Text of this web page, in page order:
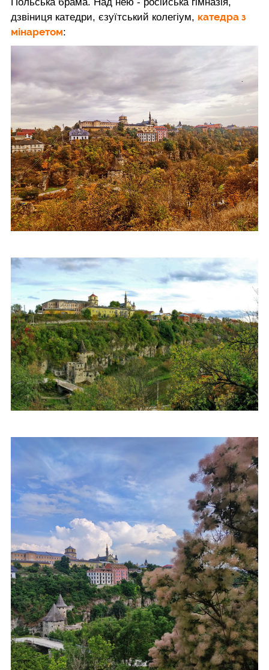
Польська брама. Над нею - російська гімназія,
дзвіниця катедри, єзуїтський колегіум, катедра з
мінаретом: